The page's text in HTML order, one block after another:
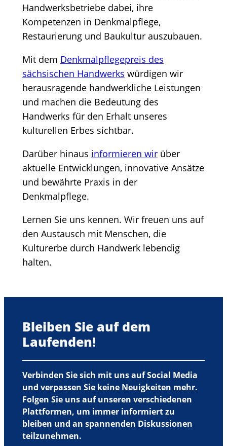
Handwerksbetriebe dabei, ihre
Kompetenzen in Denkmalpflege,
Restaurierung und Baukultur auszubauen.
Mit dem Denkmalpflegepreis des
sächsischen Handwerks würdigen wir
herausragende handwerkliche Leistungen
und machen die Bedeutung des
Handwerks für den Erhalt unseres
kulturellen Erbes sichtbar.
Darüber hinaus informieren wirüber
aktuelle Entwicklungen, innovative Ansätze
und bewährte Praxis in der
Denkmalpflege.
Lernen Sie uns kennen. Wir freuen uns auf
den Austausch mit Menschen, die
Kulturerbe durch Handwerk lebendig
halten.
Bleiben Sie auf dem
Laufenden!
Verbinden Sie sich mit uns auf Social Media
und verpassen Sie keine Neuigkeiten mehr.
Folgen Sie uns auf unseren verschiedenen
Plattformen, um immer informiert zu
bleiben und an spannenden Diskussionen
teilzunehmen.